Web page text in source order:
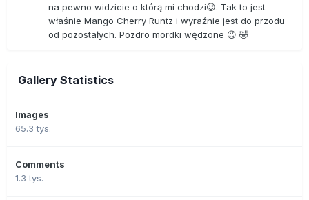
na pewno widzicie o którą mi chodzi😉. Tak to jest
właśnie Mango Cherry Runtz i wyraźnie jest do przodu
od pozostałych. Pozdro mordki wędzone 😉 🤣
Gallery Statistics
Images
65.3 tys.
Comments
1.3 tys.